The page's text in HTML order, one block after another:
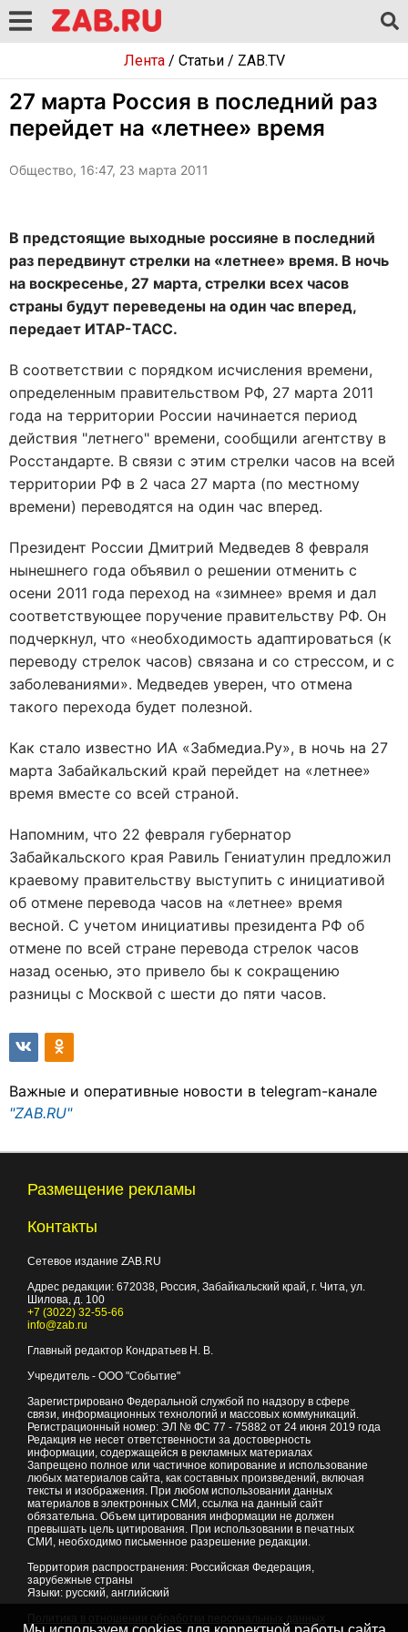
Лента/ Статьи/ ZAB.TV
27 марта Россия в последний раз
перейдет на «летнее» время
Общество, 16:47, 23 марта 2011
В предстоящие выходные россияне в последний
раз передвинут стрелки на «летнее» время. В ночь
на воскресенье, 27 марта, стрелки всех часов
страны будут переведены на один час вперед,
передает ИТАР-ТАСС.
В соответствии с порядком исчисления времени,
определенным правительством РФ, 27 марта 2011
года на территории России начинается период
действия "летнего" времени, сообщили агентству в
Росстандарте. В связи с этим стрелки часов на всей
территории РФ в 2 часа 27 марта (по местному
времени) переводятся на один час вперед.
Президент России Дмитрий Медведев 8 февраля
нынешнего года объявил о решении отменить с
осени 2011 года переход на «зимнее» время и дал
соответствующее поручение правительству РФ. Он
подчеркнул, что «необходимость адаптироваться (к
переводу стрелок часов) связана и со стрессом, и с
заболеваниями». Медведев уверен, что отмена
такого перехода будет полезной.
Как стало известно ИА «Забмедиа.Ру», в ночь на 27
марта Забайкальский край перейдет на «летнее»
время вместе со всей страной.
Напомним, что 22 февраля губернатор
Забайкальского края Равиль Гениатулин предложил
краевому правительству выступить с инициативой
об отмене перевода часов на «летнее» время
весной. С учетом инициативы президента РФ об
отмене по всей стране перевода стрелок часов
назад осенью, это привело бы к сокращению
разницы с Москвой с шести до пяти часов.
Важные и оперативные новости в telegram-канале
"ZAB.RU"
Размещение рекламы
Контакты
Сетевое издание ZAB.RU
Адрес редакции: 672038, Россия, Забайкальский край, г. Чита, ул.
Шилова, д. 100
+7 (3022) 32-55-66
info@zab.ru
Главный редактор Кондратьев Н. В.
Учредитель - ООО "Событие"
Зарегистрировано Федеральной службой по надзору в сфере
связи, информационных технологий и массовых коммуникаций.
Регистрационный номер: ЭЛ № ФС 77 - 75882 от 24 июня 2019 года
Редакция не несет ответственности за достоверность
информации, содержащейся в рекламных материалах
Запрещено полное или частичное копирование и использование
любых материалов сайта, как составных произведений, включая
тексты и изображения. При любом использовании данных
материалов в электронных СМИ, ссылка на данный сайт
обязательна. Объем цитирования информации не должен
превышать цель цитирования. При использовании в печатных
СМИ, необходимо письменное разрешение редакции.
Территория распространения: Российская Федерация,
зарубежные страны
Языки: русский, английский